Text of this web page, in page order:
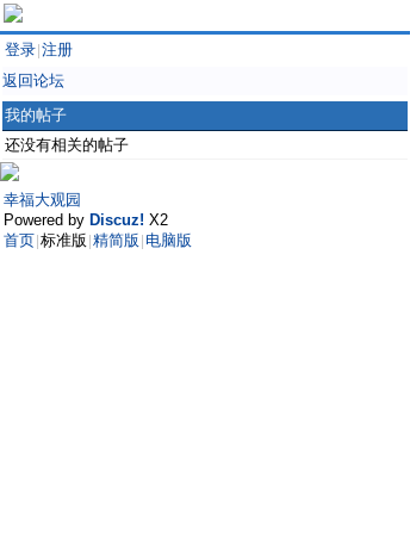
登录 注册
返回论坛
我的帖子
还没有相关的帖子
幸福大观园
Powered by Discuz! X2
首页 标准版 精简版 电脑版